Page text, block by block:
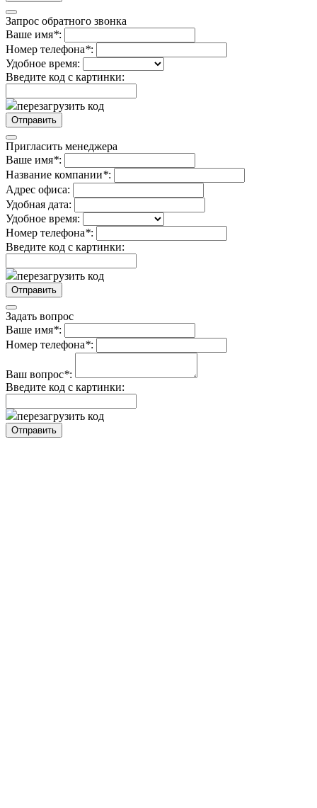
Запрос обратного звонка
Ваше имя*:
Номер телефона*:
Удобное время:
Введите код с картинки:
перезагрузить код
Пригласить менеджера
Ваше имя*:
Название компании*:
Адрес офиса:
Удобная дата:
Удобное время:
Номер телефона*:
Введите код с картинки:
перезагрузить код
Задать вопрос
Ваше имя*:
Номер телефона*:
Ваш вопрос*:
Введите код с картинки:
перезагрузить код